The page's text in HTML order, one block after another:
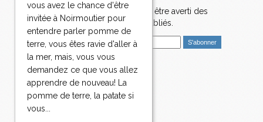
vous avez le chance d'être
invitée à Noirmoutier pour
entendre parler pomme de
terre, vous êtes ravie d'aller à
la mer, mais, vous vous
demandez ce que vous allez
apprendre de nouveau! La
pomme de terre, la patate si
vous...
Abonnez-vous pour être averti des
nouveaux articles publiés.
E
i
l
Catégories
Salé